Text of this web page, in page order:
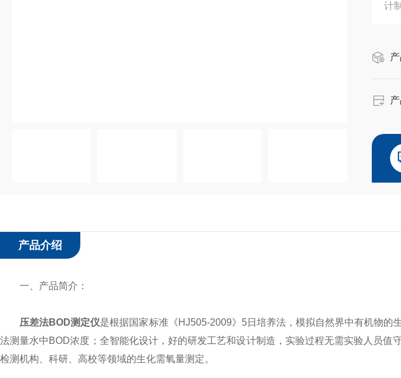
计
产品介绍
一、产品简介：
压差法BOD测定仪是根据国家标准《HJ505-2009》5日培养法，模拟自然界中有机物的
法测量水中BOD浓度；全智能化设计，好的研发工艺和设计制造，实验过程无需实验人员值
检测机构、科研、高校等领域的生化需氧量测定。